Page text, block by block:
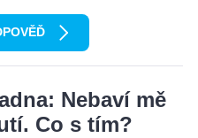
Nebaví mě
Co s tím?